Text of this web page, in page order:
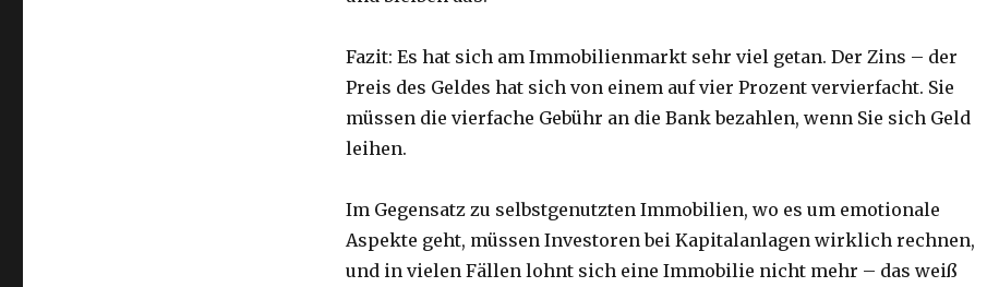
Fazit: Es hat sich am Immobilienmarkt sehr viel getan. Der Zins – der
Preis des Geldes hat sich von einem auf vier Prozent vervierfacht. Sie
müssen die vierfache Gebühr an die Bank bezahlen, wenn Sie sich Geld
leihen.
Im Gegensatz zu selbstgenutzten Immobilien, wo es um emotionale
Aspekte geht, müssen Investoren bei Kapitalanlagen wirklich rechnen,
und in vielen Fällen lohnt sich eine Immobilie nicht mehr – das weiß